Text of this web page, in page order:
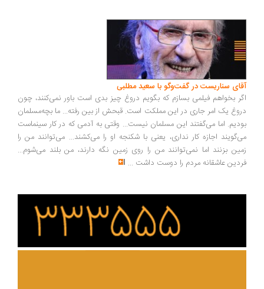
سناریست در گفت‌وگو با سعید مطلبی
بخواهم فیلمی بسازم که بگویم دروغ چیز بدی است باور نمی‌کنند، چون
یک امر جاری در این مملکت است. قبحش از بین رفته... ما بچه‌مسلمان
اما می‌گفتند این مسلمان نیست... وقتی به آدمی که در کار سینماست
اجازه کار نداری، یعنی با شکنجه او را می‌کشند... می‌توانند من را
بزنند اما نمی‌توانند من را روی زمین نگه دارند، من بلند می‌شوم...
عاشقانه مردم را دوست داشت ...